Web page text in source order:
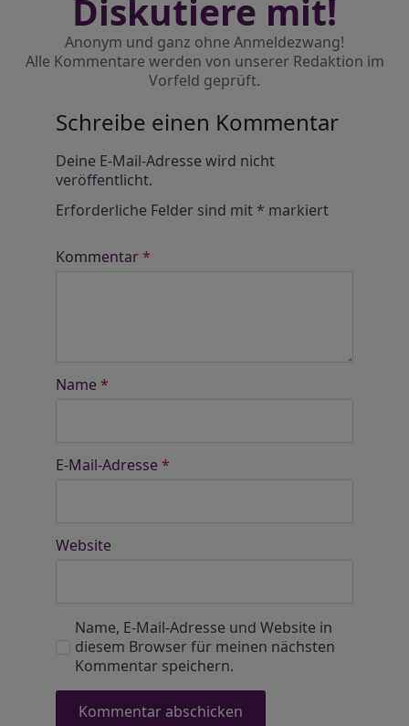
Diskutiere mit!
Anonym und ganz ohne Anmeldezwang!
Alle Kommentare werden von unserer Redaktion im
Vorfeld geprüft.
Schreibe einen Kommentar
Deine E-Mail-Adresse wird nicht
veröffentlicht.
Erforderliche Felder sind mit* markiert
Kommentar*
Name *
E-Mail-Adresse *
Website
Name, E-Mail-Adresse und Website in
diesem Browser für meinen nächsten
Kommentar speichern.